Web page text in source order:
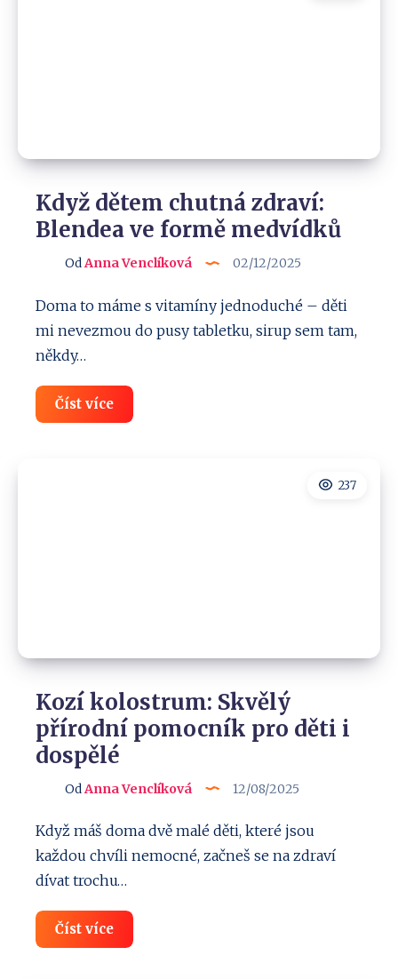
Když dětem chutná zdraví:
Blendea ve formě medvídků
OdAnna Venclíková 02/12/2025
Doma to máme s vitamíny jednoduché – děti
mi nevezmou do pusy tabletku, sirup sem tam,
někdy…
Číst víceKdyž
dětem
237
Kozí kolostrum: Skvělý
přírodní pomocník pro děti i
dospělé
Od Anna Venclíková 12/08/2025
Když máš doma dvě malé děti, které jsou
každou chvíli nemocné, začneš se na zdraví
dívat trochu…
Číst víceKozí
kolostrum: